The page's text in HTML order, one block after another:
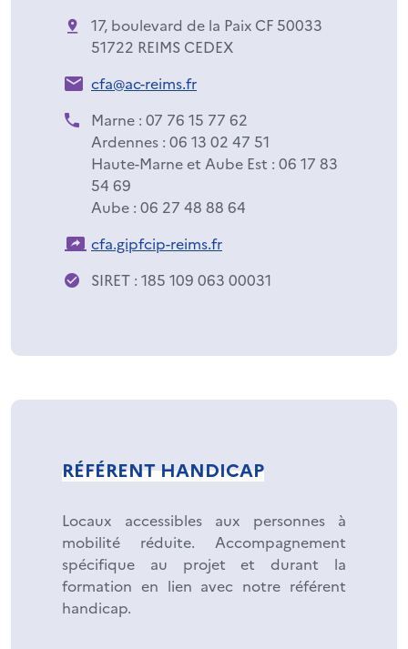
17, boulevard de la Paix CF 50033
51722 REIMS CEDEX
cfa@ac-reims.fr
Marne : 07 76 15 77 62
Ardennes : 06 13 02 47 51
Haute-Marne et Aube Est : 06 17 83
54 69
Aube : 06 27 48 88 64
cfa.gipfcip-reims.fr
SIRET : 185 109 063 00031
RÉFÉRENT HANDICAP
Locaux accessibles aux personnes à
mobilité réduite. Accompagnement
spécifique au projet et durant la
formation en lien avec notre référent
handicap.